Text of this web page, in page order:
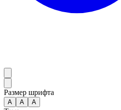
Размер шрифта
А A A